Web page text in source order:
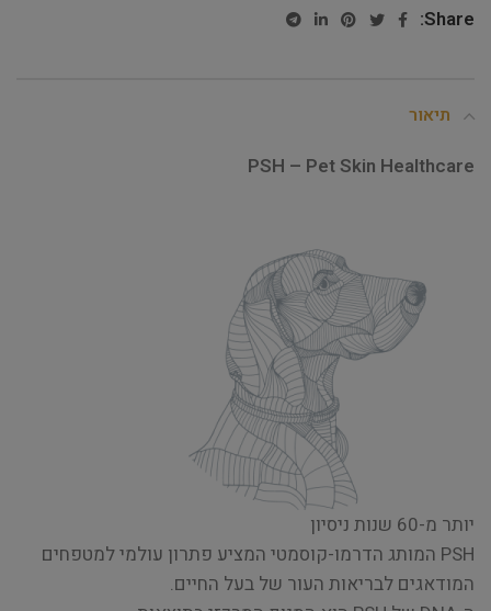
Share:
תיאור
PSH – Pet Skin Healthcare
יותר מ-60 שנות ניסיון
PSH המותג הדרמו-קוסמטי המציע פתרון עולמי למטפחים
המודאגים לבריאות העור של בעל החיים.